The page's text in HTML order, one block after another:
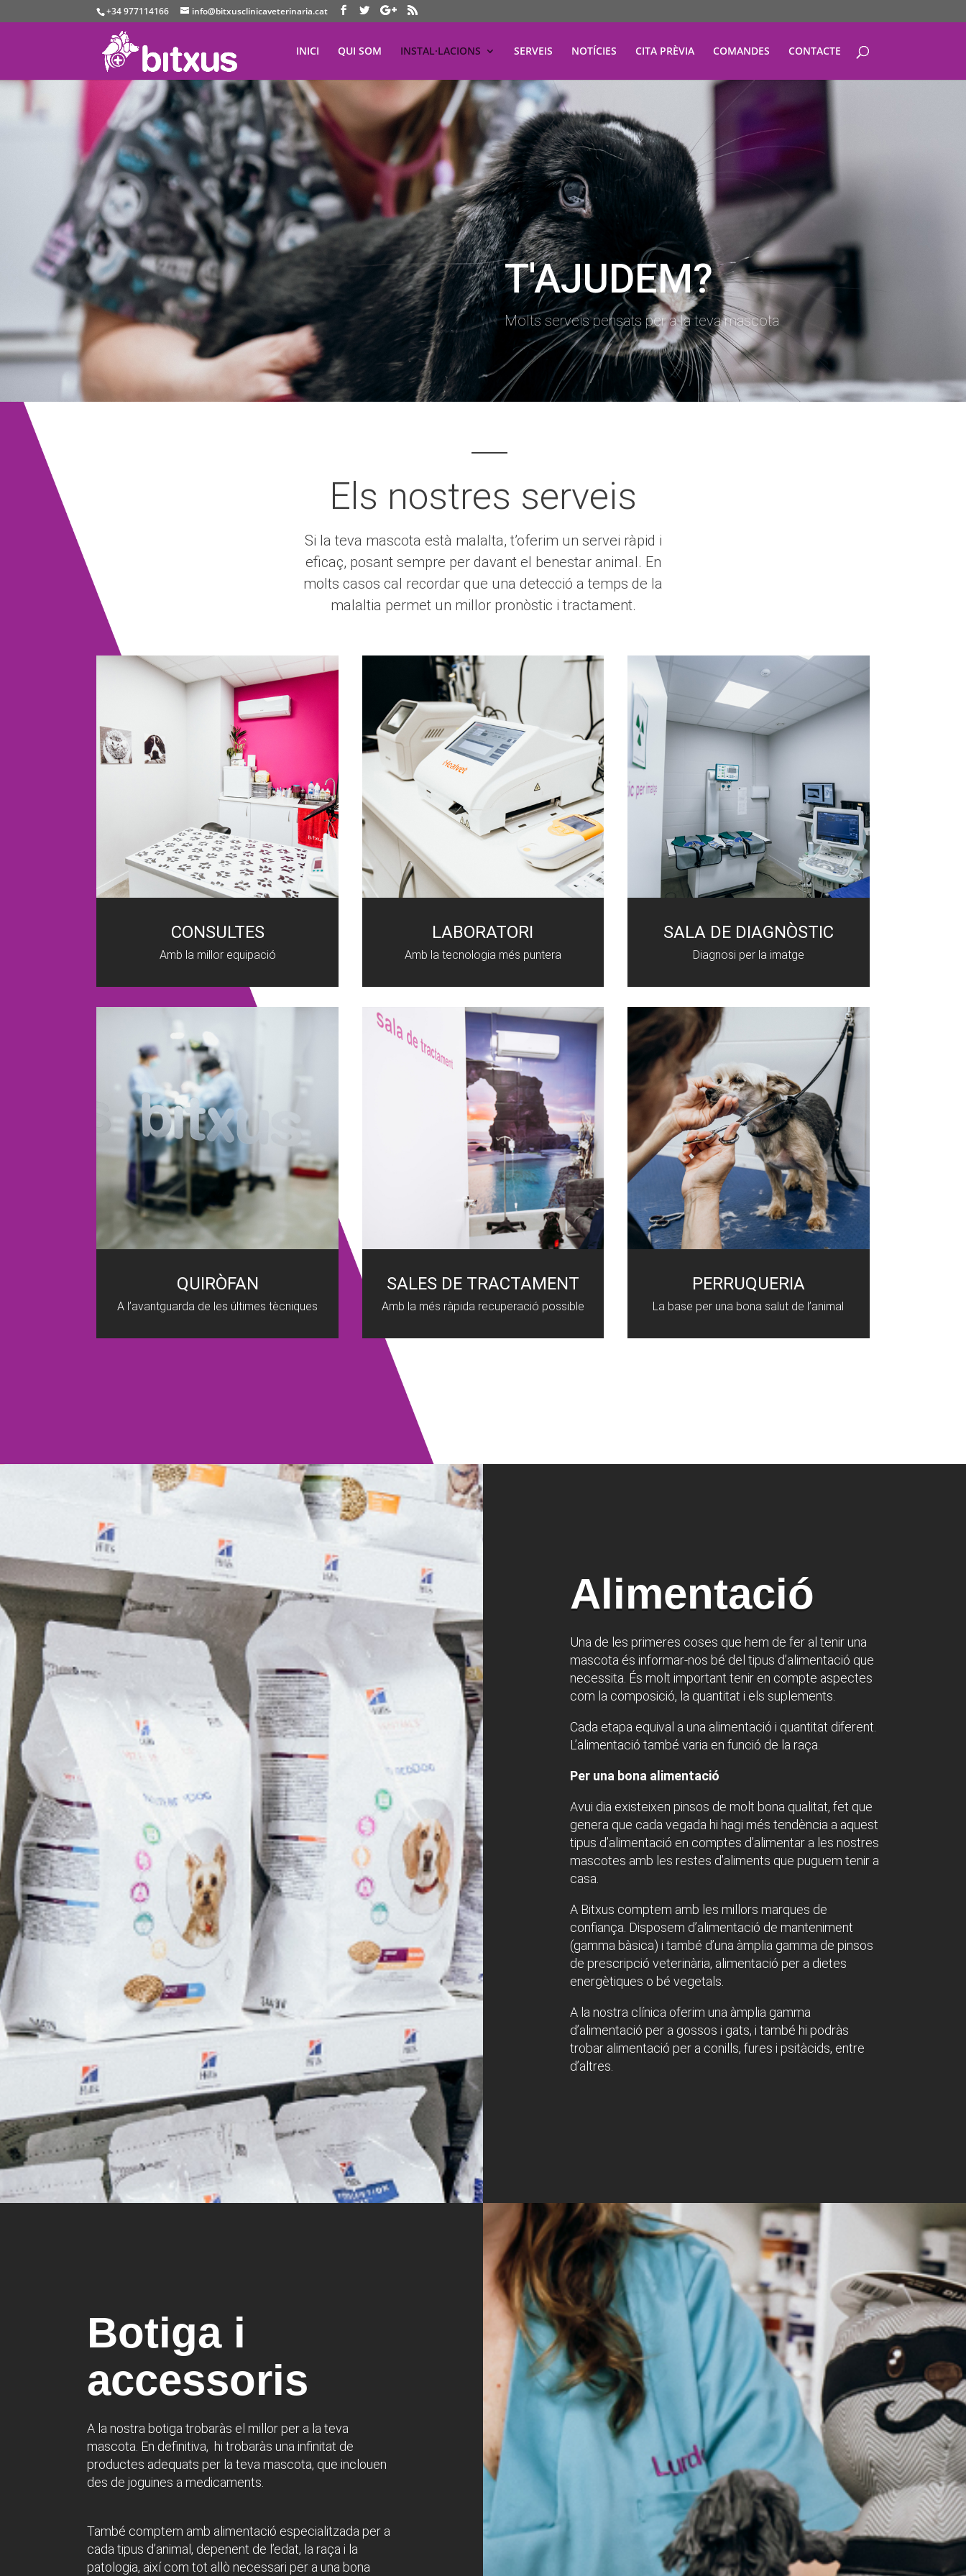
+34 977114166 info@bitxusclinicaveterinaria.cat
INICI QUI SOM INSTAL·LACIONS SERVEIS NOTÍCIES CITA PRÈVIA COMANDES CONTACTE
T'AJUDEM?
Molts serveis pensats per a la teva mascota
Els nostres serveis
Si la teva mascota està malalta, t’oferim un servei ràpid i
eficaç, posant sempre per davant el benestar animal. En
molts casos cal recordar que una detecció a temps de la
malaltia permet un millor pronòstic i tractament.
CONSULTES
Amb la millor equipació
LABORATORI
Amb la tecnologia més puntera
SALA DE DIAGNÒSTIC
Diagnosi per la imatge
QUIRÒFAN
A l’avantguarda de les últimes tècniques
SALES DE TRACTAMENT
Amb la més ràpida recuperació possible
PERRUQUERIA
La base per una bona salut de l’animal
Alimentació
Una de les primeres coses que hem de fer al tenir una
mascota és informar-nos bé del tipus d’alimentació que
necessita. És molt important tenir en compte aspectes
com la composició, la quantitat i els suplements.
Cada etapa equival a una alimentació i quantitat diferent.
L’alimentació també varia en funció de la raça.
Per una bona alimentació
Avui dia existeixen pinsos de molt bona qualitat, fet que
genera que cada vegada hi hagi més tendència a aquest
tipus d’alimentació en comptes d’alimentar a les nostres
mascotes amb les restes d’aliments que puguem tenir a
casa.
A Bitxus comptem amb les millors marques de
confiança. Disposem d’alimentació de manteniment
(gamma bàsica) i també d’una àmplia gamma de pinsos
de prescripció veterinària, alimentació per a dietes
energètiques o bé vegetals.
A la nostra clínica oferim una àmplia gamma
d’alimentació per a gossos i gats, i també hi podràs
trobar alimentació per a conills, fures i psitàcids, entre
d’altres.
Botiga i
accessoris
A la nostra botiga trobaràs el millor per a la teva
mascota. En definitiva, hi trobaràs una infinitat de
productes adequats per la teva mascota, que inclouen
des de joguines a medicaments.
També comptem amb alimentació especialitzada per a
cada tipus d’animal, depenent de l’edat, la raça i la
patologia, així com tot allò necessari per a una bona